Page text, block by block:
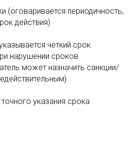
(оговаривается периодичность,
действия)
четкий срок
нарушении сроков
может назначить санкции/
указания срока